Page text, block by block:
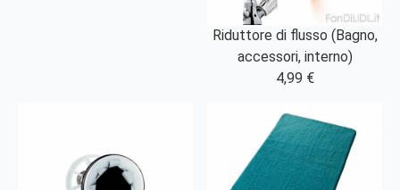
Riduttore di flusso (Bagno,
accessori, interno)
4,99 €